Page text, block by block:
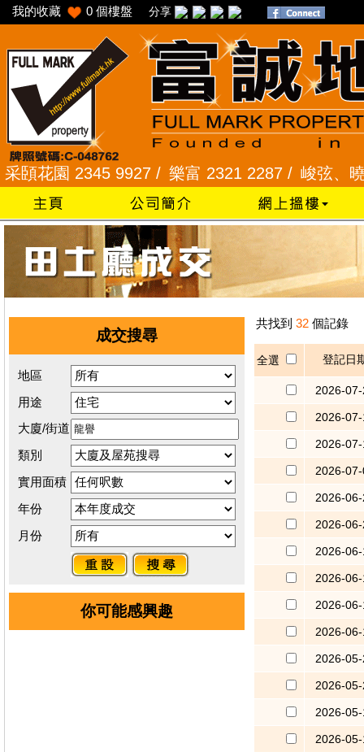
我的收藏 0 個樓盤 分享
花園 2345 9927 /樂富 2321 2287 /峻弦、曉暉
成交搜尋
地區
用途
大廈/街道
類別
實用面積
年份
月份
你可能感興趣
共找到 32 個記錄
全選 登記日
2026-
2026-
2026-
2026-
2026-
2026-
2026-
2026-
2026-
2026-06-
2026-
2026-
2026-05-
2026-05-